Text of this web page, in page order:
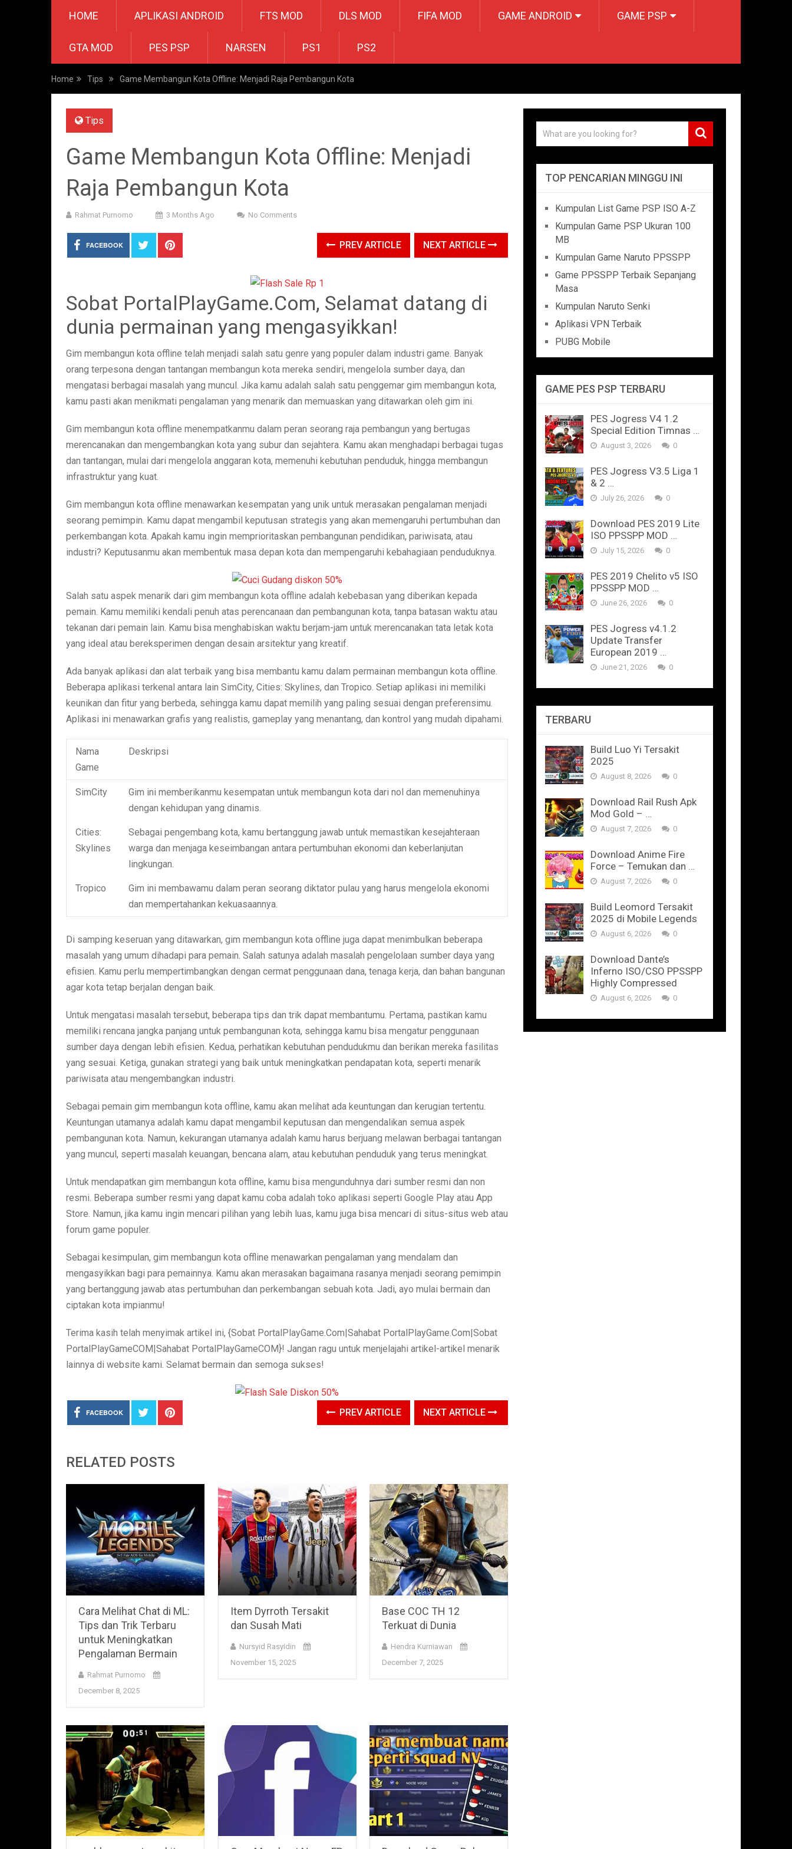
HOME APLIKASI ANDROID FTS MOD DLS MOD FIFA MOD GAME ANDROID GAME PSP
GTA MOD PES PSP NARSEN PS1 PS2
Home Tips Game Membangun Kota Offline: Menjadi Raja Pembangun Kota
Tips
Game Membangun Kota Offline: Menjadi
Raja Pembangun Kota
Rahmat Purnomo 3 Months Ago No Comments
FACEBOOK PREV ARTICLE NEXT ARTICLE
Sobat PortalPlayGame.Com, Selamat datang di
dunia permainan yang mengasyikkan!
Gim membangun kota offline telah menjadi salah satu genre yang populer dalam industri game. Banyak
orang terpesona dengan tantangan membangun kota mereka sendiri, mengelola sumber daya, dan
mengatasi berbagai masalah yang muncul. Jika kamu adalah salah satu penggemar gim membangun kota,
kamu pasti akan menikmati pengalaman yang menarik dan memuaskan yang ditawarkan oleh gim ini.
Gim membangun kota offline menempatkanmu dalam peran seorang raja pembangun yang bertugas
merencanakan dan mengembangkan kota yang subur dan sejahtera. Kamu akan menghadapi berbagai tugas
dan tantangan, mulai dari mengelola anggaran kota, memenuhi kebutuhan penduduk, hingga membangun
infrastruktur yang kuat.
Gim membangun kota offline menawarkan kesempatan yang unik untuk merasakan pengalaman menjadi
seorang pemimpin. Kamu dapat mengambil keputusan strategis yang akan memengaruhi pertumbuhan dan
perkembangan kota. Apakah kamu ingin memprioritaskan pembangunan pendidikan, pariwisata, atau
industri? Keputusanmu akan membentuk masa depan kota dan mempengaruhi kebahagiaan penduduknya.
Salah satu aspek menarik dari gim membangun kota offline adalah kebebasan yang diberikan kepada
pemain. Kamu memiliki kendali penuh atas perencanaan dan pembangunan kota, tanpa batasan waktu atau
tekanan dari pemain lain. Kamu bisa menghabiskan waktu berjam-jam untuk merencanakan tata letak kota
yang ideal atau bereksperimen dengan desain arsitektur yang kreatif.
Ada banyak aplikasi dan alat terbaik yang bisa membantu kamu dalam permainan membangun kota offline.
Beberapa aplikasi terkenal antara lain SimCity, Cities: Skylines, dan Tropico. Setiap aplikasi ini memiliki
keunikan dan fitur yang berbeda, sehingga kamu dapat memilih yang paling sesuai dengan preferensimu.
Aplikasi ini menawarkan grafis yang realistis, gameplay yang menantang, dan kontrol yang mudah dipahami.
Nama
Game
Deskripsi
SimCity
Gim ini memberikanmu kesempatan untuk membangun kota dari nol dan memenuhinya
dengan kehidupan yang dinamis.
Cities:
Skylines
Sebagai pengembang kota, kamu bertanggung jawab untuk memastikan kesejahteraan
warga dan menjaga keseimbangan antara pertumbuhan ekonomi dan keberlanjutan
lingkungan.
Tropico
Gim ini membawamu dalam peran seorang diktator pulau yang harus mengelola ekonomi
dan mempertahankan kekuasaannya.
Di samping keseruan yang ditawarkan, gim membangun kota offline juga dapat menimbulkan beberapa
masalah yang umum dihadapi para pemain. Salah satunya adalah masalah pengelolaan sumber daya yang
efisien. Kamu perlu mempertimbangkan dengan cermat penggunaan dana, tenaga kerja, dan bahan bangunan
agar kota tetap berjalan dengan baik.
Untuk mengatasi masalah tersebut, beberapa tips dan trik dapat membantumu. Pertama, pastikan kamu
memiliki rencana jangka panjang untuk pembangunan kota, sehingga kamu bisa mengatur penggunaan
sumber daya dengan lebih efisien. Kedua, perhatikan kebutuhan pendudukmu dan berikan mereka fasilitas
yang sesuai. Ketiga, gunakan strategi yang baik untuk meningkatkan pendapatan kota, seperti menarik
pariwisata atau mengembangkan industri.
Sebagai pemain gim membangun kota offline, kamu akan melihat ada keuntungan dan kerugian tertentu.
Keuntungan utamanya adalah kamu dapat mengambil keputusan dan mengendalikan semua aspek
pembangunan kota. Namun, kekurangan utamanya adalah kamu harus berjuang melawan berbagai tantangan
yang muncul, seperti masalah keuangan, bencana alam, atau kebutuhan penduduk yang terus meningkat.
Untuk mendapatkan gim membangun kota offline, kamu bisa mengunduhnya dari sumber resmi dan non
resmi. Beberapa sumber resmi yang dapat kamu coba adalah toko aplikasi seperti Google Play atau App
Store. Namun, jika kamu ingin mencari pilihan yang lebih luas, kamu juga bisa mencari di situs-situs web atau
forum game populer.
Sebagai kesimpulan, gim membangun kota offline menawarkan pengalaman yang mendalam dan
mengasyikkan bagi para pemainnya. Kamu akan merasakan bagaimana rasanya menjadi seorang pemimpin
yang bertanggung jawab atas pertumbuhan dan perkembangan sebuah kota. Jadi, ayo mulai bermain dan
ciptakan kota impianmu!
Terima kasih telah menyimak artikel ini, {Sobat PortalPlayGame.Com|Sahabat PortalPlayGame.Com|Sobat
PortalPlayGameCOM|Sahabat PortalPlayGameCOM}! Jangan ragu untuk menjelajahi artikel-artikel menarik
lainnya di website kami. Selamat bermain dan semoga sukses!
FACEBOOK PREV ARTICLE NEXT ARTICLE
RELATED POSTS
Cara Melihat Chat di ML:
Tips dan Trik Terbaru
untuk Meningkatkan
Pengalaman Bermain
Rahmat Purnomo
December 8, 2025
Item Dyrroth Tersakit
dan Susah Mati
Nursyid Rasyidin
November 15, 2025
Base COC TH 12
Terkuat di Dunia
Hendra Kurniawan
December 7, 2025
TOP PENCARIAN MINGGU INI
Kumpulan List Game PSP ISO A-Z
Kumpulan Game PSP Ukuran 100
MB
Kumpulan Game Naruto PPSSPP
Game PPSSPP Terbaik Sepanjang
Masa
Kumpulan Naruto Senki
Aplikasi VPN Terbaik
PUBG Mobile
GAME PES PSP TERBARU
PES Jogress V4 1.2
Special Edition Timnas …
August 3, 2026 0
PES Jogress V3.5 Liga 1
& 2 …
July 26, 2026 0
Download PES 2019 Lite
ISO PPSSPP MOD …
July 15, 2026 0
PES 2019 Chelito v5 ISO
PPSSPP MOD …
June 26, 2026 0
PES Jogress v4.1.2
Update Transfer
European 2019 …
June 21, 2026 0
TERBARU
Build Luo Yi Tersakit
2025
August 8, 2026 0
Download Rail Rush Apk
Mod Gold – …
August 7, 2026 0
Download Anime Fire
Force – Temukan dan …
August 7, 2026 0
Build Leomord Tersakit
2025 di Mobile Legends
August 6, 2026 0
Download Dante’s
Inferno ISO/CSO PPSSPP
Highly Compressed
August 6, 2026 0